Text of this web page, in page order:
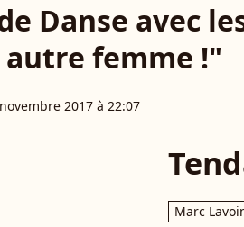
Danse avec
femme !"
2017 à 22:07
Marc